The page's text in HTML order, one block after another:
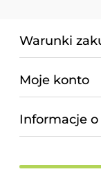
Warunki
Moje konto
Informacje